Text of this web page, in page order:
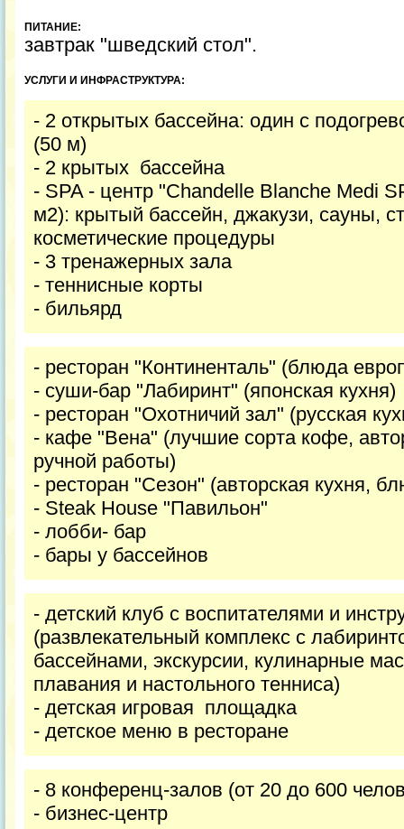
ПИТАНИЕ:
завтрак "шведский стол".
УСЛУГИ И ИНФРАСТРУКТУРА:
- 2 открытых бассейна: один с
(50 м)
- 2 крытых бассейна
- SPA - центр "Chandelle Blanche Medi
м2): крытый бассейн, джакузи, сауны,
косметические процедуры
- 3 тренажерных зала
- теннисные корты
- бильярд
- ресторан "Континенталь" (блюда
- суши-бар "Лабиринт" (японская кухня)
- ресторан "Охотничий зал" (русская
- кафе "Вена" (лучшие сорта кофе,
ручной работы)
- ресторан "Сезон" (авторская кухня,
- Steak House "Павильон"
- лобби- бар
- бары у бассейнов
- детский клуб с воспитателями и
(развлекательный комплекс с
бассейнами, экскурсии, кулинарные
плавания и настольного тенниса)
- детская игровая площадка
- детское меню в ресторане
- 8 конференц-залов (от 20 до 600
- бизнес-центр